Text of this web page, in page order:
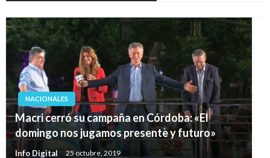
NACIONALES
Macri cerró su campaña en Córdoba: «El
domingo nos jugamos presente y futuro»
Info Digital 25 octubre, 2019